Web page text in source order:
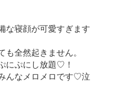
な寝顔が可愛すぎます
も全然起きません。
にぷにし放題♡！
んなメロメロです♡泣